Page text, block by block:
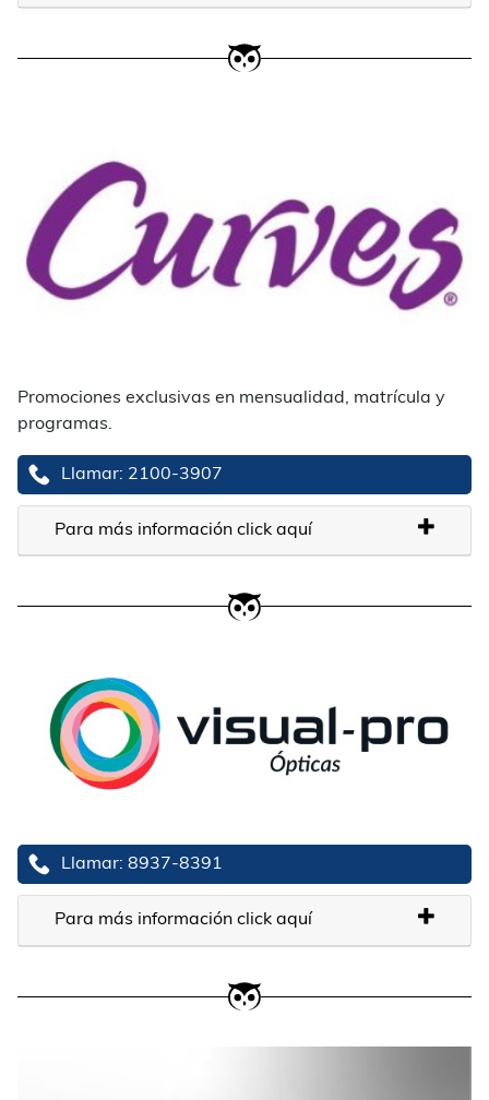
Promociones exclusivas en mensualidad, matrícula y
programas.
Llamar: 2100-3907
Para más información click aquí
Llamar: 8937-8391
Para más información click aquí